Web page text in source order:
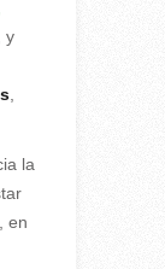
y
,
la
en